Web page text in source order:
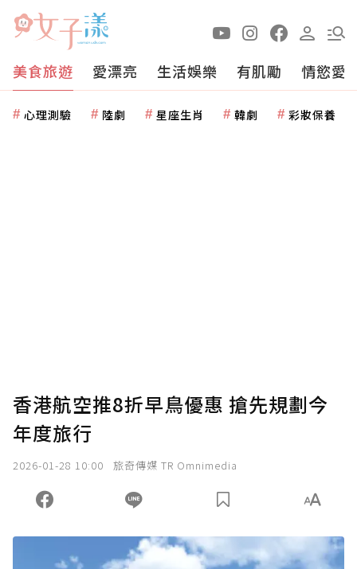
美食旅遊 愛漂亮 生活娛樂 有肌勵 情慾愛
心理測驗 陸劇 星座生肖 韓劇 彩妝保養
香港航空推8折早鳥優惠 搶先規劃今
年度旅行
2026-01-28 10:00 旅奇傳媒 TR Omnimedia